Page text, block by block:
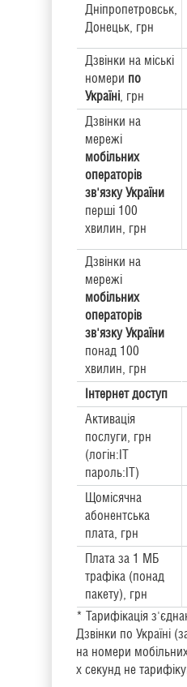
Дніпропетровськ,
Донецьк, грн
Дзвінки на міські
номери по
Україні, грн
Дзвінки на
мережі
мобільних
операторів
зв'язку України
перші 100
хвилин, грн
Дзвінки на
мережі
мобільних
операторів
зв'язку України
понад 100
хвилин, грн
Інтернет доступ
Активація
послуги, грн
(логін:ІT
пароль:ІT)
Щомісячна
абонентська
плата, грн
Плата за 1 МБ
трафіка (понад
пакету), грн
* Тарифікація
Дзвінки по Україні
на номери
х секунд не